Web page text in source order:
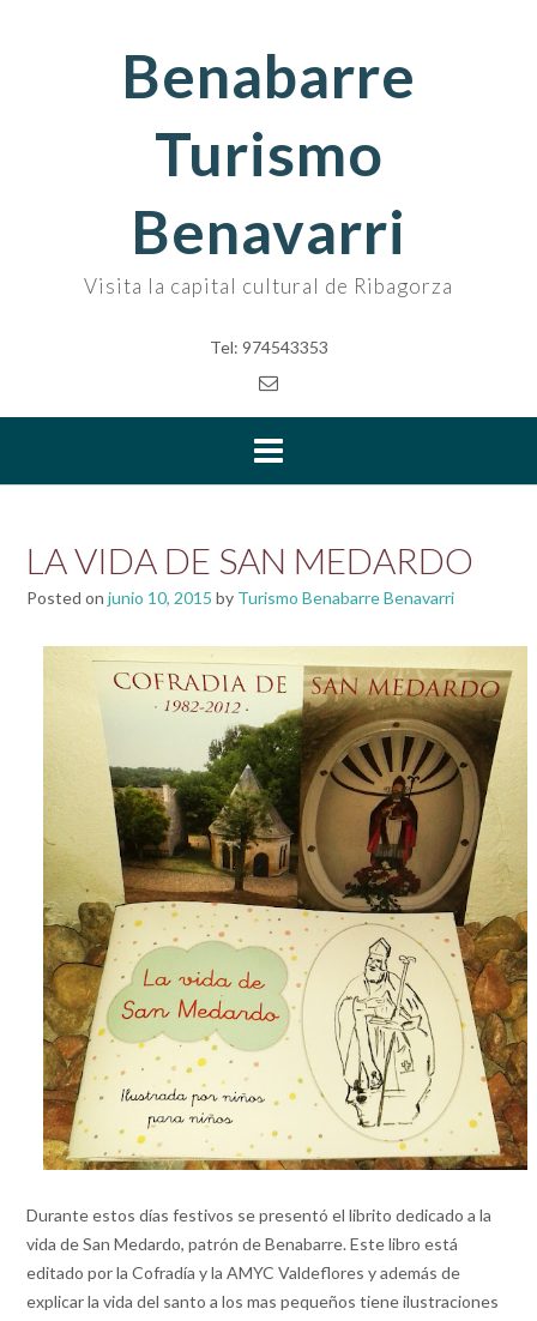
Benabarre
Turismo
Benavarri
Visita la capital cultural de Ribagorza
Tel: 974543353
LA VIDA DE SAN MEDARDO
Posted on junio 10, 2015 by Turismo Benabarre Benavarri
Durante estos días festivos se presentó el librito dedicado a la
vida de San Medardo, patrón de Benabarre. Este libro está
editado por la Cofradía y la AMYC Valdeflores y además de
explicar la vida del santo a los mas pequeños tiene ilustraciones